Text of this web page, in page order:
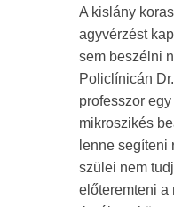
A kislány
agyvérzést
sem beszélni
Policlínicán
professzor
mikroszikés
lenne segíteni
szülei nem
előteremteni a